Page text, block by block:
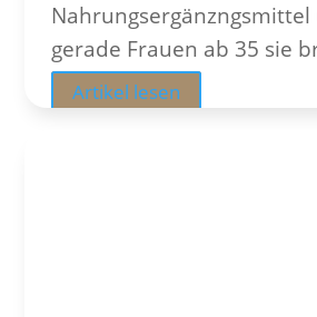
gerade Frauen ab 35 sie
Artikel lesen